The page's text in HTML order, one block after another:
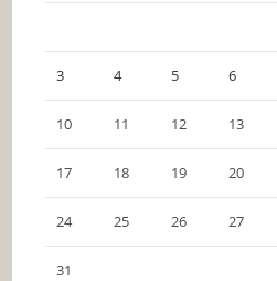
3 4 5 6
10 11 12 13
17 18 19 20
24 25 26 27
31